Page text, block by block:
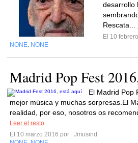
desarrollo
Rescata...
El 10
NONE NONE
Madrid Pop Fest
El Madrid Pop
mejor música y muchas sorpresas.El
realidad, por eso, nosotros os
Leer el resto
El 10 marzo 2016 por
Jmusind